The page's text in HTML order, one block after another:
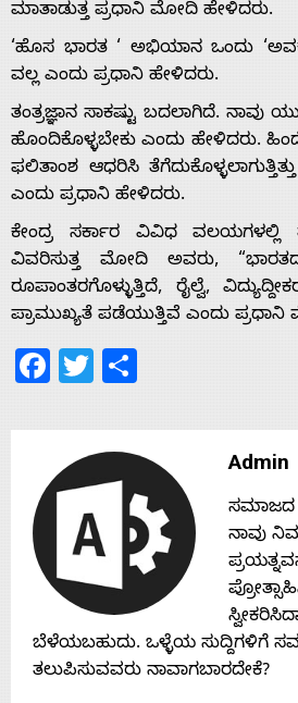
Home
About
Us
With
Contact
Us
ಮಾತಾಡುತ್ತ ಪ್ರಧಾನಿ ಮೋದಿ ಹೇಳಿದರು.
‘ಹೊಸ ಭಾರತ ‘ ಅಭಿಯಾನ ಒಂದು
ವಲ್ಲ ಎಂದು ಪ್ರಧಾನಿ ಹೇಳಿದರು.
ತಂತ್ರಜ್ಞಾನ ಸಾಕಷ್ಟು ಬದಲಾಗಿದೆ. ನಾವು
ಹೊಂದಿಕೊಳ್ಳಬೇಕು ಎಂದು ಹೇಳಿದರು.
ಫಲಿತಾಂಶ ಆಧರಿಸಿ
ಎಂದು ಪ್ರಧಾನಿ ಹೇಳಿದರು.
ಕೇಂದ್ರ ಸರ್ಕಾರ ವಿವಿಧ ವಲಯಗಳಲ್ಲಿ
ವಿವರಿಸುತ್ತ ಮೋದಿ ಅವರು,
ರೂಪಾಂತರಗೊಳ್ಳುತ್ತಿದೆ, ರೈಲ್ವೆ,
ಪ್ರಾಮುಖ್ಯತೆ ಪಡೆಯುತ್ತಿವೆ ಎಂದು
Facebook
Twitter
Admin
ಸಮಾಜದ
ನಾವು
ಬೆಳೆಯಬಹುದು. ಒಳ್ಳೆಯ ಸುದ್ದಿಗಳಿಗೆ
ತಲುಪಿಸುವವರು ನಾವಾಗಬಾರದೇಕೆ?